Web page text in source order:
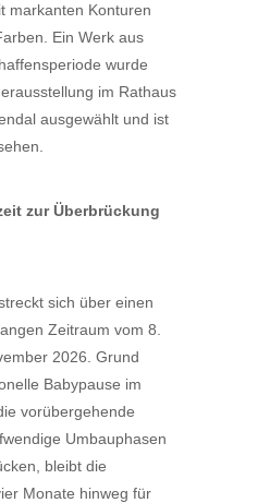
markanten Konturen
Ein Werk aus
wurde
im Rathaus
ausgewählt und ist
zur Überbrückung
sich über einen
Zeitraum vom 8.
2026. Grund
Babypause im
vorübergehende
Umbauphasen
bleibt die
Monate hinweg für